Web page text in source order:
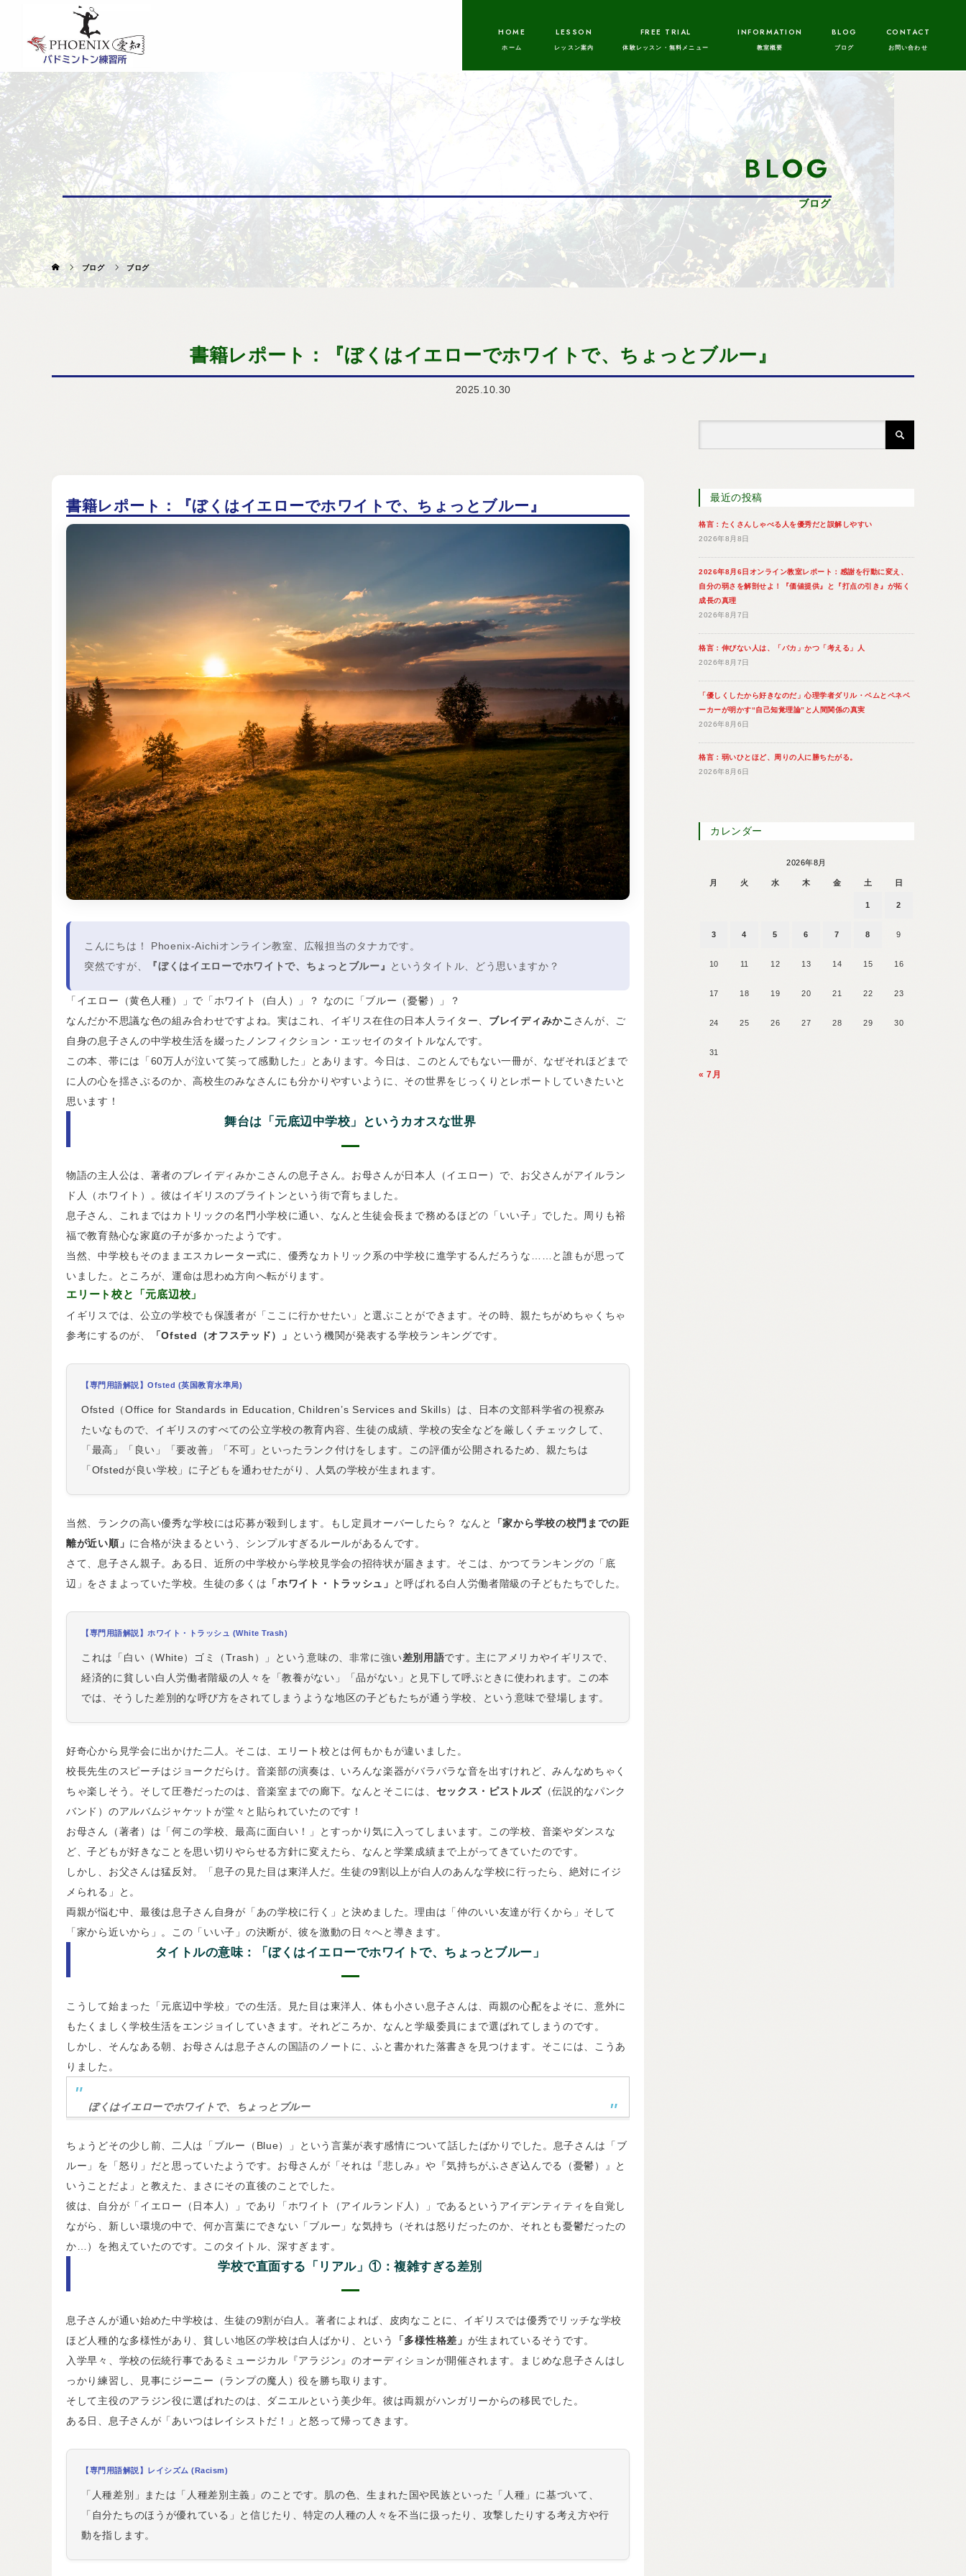
HOME LESSON FREE TRIAL INFORMATION BLOG CONTACT
BLOG
ブログ
ブログ ブログ
書籍レポート：『ぼくはイエローでホワイトで、ちょっとブルー』
2025.10.30
書籍レポート：『ぼくはイエローでホワイトで、ちょっとブルー』
こんにちは！ Phoenix-Aichiオンライン教室、広報担当のタナカです。
突然ですが、
『ぼくはイエローでホワイトで、ちょっとブルー』 というタイトル、どう思いますか？
「イエロー（黄色人種）」で「ホワイト（白人）」？ なのに「ブルー（憂鬱）」？
なんだか不思議な色の組み合わせですよね。実はこれ、イギリス在住の日本人ライター、 ブレイディみかこ さんが、ご
自身の息子さんの中学校生活を綴ったノンフィクション・エッセイのタイトルなんです。
この本、帯には「60万人が泣いて笑って感動した」とあります。今日は、このとんでもない一冊が、なぜそれほどまで
に人の心を揺さぶるのか、高校生のみなさんにも分かりやすいように、その世界をじっくりとレポートしていきたいと
思います！
舞台は「元底辺中学校」というカオスな世界
物語の主人公は、著者のブレイディみかこさんの息子さん。お母さんが日本人（イエロー）で、お父さんがアイルラン
ド人（ホワイト）。彼はイギリスのブライトンという街で育ちました。
息子さん、これまではカトリックの名門小学校に通い、なんと生徒会長まで務めるほどの「いい子」でした。周りも裕
福で教育熱心な家庭の子が多かったようです。
当然、中学校もそのままエスカレーター式に、優秀なカトリック系の中学校に進学するんだろうな……と誰もが思って
いました。ところが、運命は思わぬ方向へ転がります。
エリート校と「元底辺校」
イギリスでは、公立の学校でも保護者が「ここに行かせたい」と選ぶことができます。その時、親たちがめちゃくちゃ
参考にするのが、
「Ofsted（オフステッド）」 という機関が発表する学校ランキングです。
【専門用語解説】Ofsted (英国教育水準局)
Ofsted（Office for Standards in Education, Children’s Services and Skills）は、日本の文部科学省の視察み
たいなもので、イギリスのすべての公立学校の教育内容、生徒の成績、学校の安全などを厳しくチェックして、
「最高」「良い」「要改善」「不可」といったランク付けをします。この評価が公開されるため、親たちは
「Ofstedが良い学校」に子どもを通わせたがり、人気の学校が生まれます。
当然、ランクの高い優秀な学校には応募が殺到します。もし定員オーバーしたら？ なんと
「家から学校の校門までの距
離が近い順」 に合格が決まるという、シンプルすぎるルールがあるんです。
さて、息子さん親子。ある日、近所の中学校から学校見学会の招待状が届きます。そこは、かつてランキングの「底
辺」をさまよっていた学校。生徒の多くは 「ホワイト・トラッシュ」 と呼ばれる白人労働者階級の子どもたちでした。
【専門用語解説】ホワイト・トラッシュ (White Trash)
これは「白い（White）ゴミ（Trash）」という意味の、非常に強い差別用語です。主にアメリカやイギリスで、
経済的に貧しい白人労働者階級の人々を「教養がない」「品がない」と見下して呼ぶときに使われます。この本
では、そうした差別的な呼び方をされてしまうような地区の子どもたちが通う学校、という意味で登場します。
好奇心から見学会に出かけた二人。そこは、エリート校とは何もかもが違いました。
校長先生のスピーチはジョークだらけ。音楽部の演奏は、いろんな楽器がバラバラな音を出すけれど、みんなめちゃく
ちゃ楽しそう。そして圧巻だったのは、音楽室までの廊下。なんとそこには、 セックス・ピストルズ（伝説的なパンク
バンド）のアルバムジャケットが堂々と貼られていたのです！
お母さん（著者）は「何この学校、最高に面白い！」とすっかり気に入ってしまいます。この学校、音楽やダンスな
ど、子どもが好きなことを思い切りやらせる方針に変えたら、なんと学業成績まで上がってきていたのです。
しかし、お父さんは猛反対。「息子の見た目は東洋人だ。生徒の9割以上が白人のあんな学校に行ったら、絶対にイジ
メられる」と。
両親が悩む中、最後は息子さん自身が「あの学校に行く」と決めました。理由は「仲のいい友達が行くから」そして
「家から近いから」。この「いい子」の決断が、彼を激動の日々へと導きます。
タイトルの意味：「ぼくはイエローでホワイトで、ちょっとブルー」
こうして始まった「元底辺中学校」での生活。見た目は東洋人、体も小さい息子さんは、両親の心配をよそに、意外に
もたくましく学校生活をエンジョイしていきます。それどころか、なんと学級委員にまで選ばれてしまうのです。
しかし、そんなある朝、お母さんは息子さんの国語のノートに、ふと書かれた落書きを見つけます。そこには、こうあ
りました。
ぼくはイエローでホワイトで、ちょっとブルー
ちょうどその少し前、二人は「ブルー（Blue）」という言葉が表す感情について話したばかりでした。息子さんは「ブ
ルー」を「怒り」だと思っていたようです。お母さんが「それは『悲しみ』や『気持ちがふさぎ込んでる（憂鬱）』と
いうことだよ」と教えた、まさにその直後のことでした。
彼は、自分が「イエロー（日本人）」であり「ホワイト（アイルランド人）」であるというアイデンティティを自覚し
ながら、新しい環境の中で、何か言葉にできない「ブルー」な気持ち（それは怒りだったのか、それとも憂鬱だったの
か…）を抱えていたのです。このタイトル、深すぎます。
学校で直面する「リアル」①：複雑すぎる差別
息子さんが通い始めた中学校は、生徒の9割が白人。著者によれば、皮肉なことに、イギリスでは優秀でリッチな学校
ほど人種的な多様性があり、貧しい地区の学校は白人ばかり、という
「多様性格差」 が生まれているそうです。
入学早々、学校の伝統行事であるミュージカル『アラジン』のオーディションが開催されます。まじめな息子さんはし
っかり練習し、見事にジーニー（ランプの魔人）役を勝ち取ります。
そして主役のアラジン役に選ばれたのは、ダニエルという美少年。彼は両親がハンガリーからの移民でした。
ある日、息子さんが「あいつはレイシストだ！」と怒って帰ってきます。
【専門用語解説】レイシズム (Racism)
「人種差別」または「人種差別主義」のことです。肌の色、生まれた国や民族といった「人種」に基づいて、
「自分たちのほうが優れている」と信じたり、特定の人種の人々を不当に扱ったり、攻撃したりする考え方や行
動を指します。
最近の投稿
格言：たくさんしゃべる人を優秀だと誤解しやすい
2026年8月8日
2026年8月6日オンライン教室レポート：感謝を行動に変え、
自分の弱さを解剖せよ！『価値提供』と『打点の引き』が拓く
成長の真理
2026年8月7日
格言：伸びない人は、「バカ」かつ「考える」人
2026年8月7日
「優しくしたから好きなのだ」心理学者ダリル・ベムとペネベ
ーカーが明かす“自己知覚理論”と人間関係の真実
2026年8月6日
格言：弱いひとほど、周りの人に勝ちたがる。
2026年8月6日
カレンダー
2026年8月
月 火 水 木 金 土 日
1 2
3 4 5 6 7 8 9
10 11 12 13 14 15 16
17 18 19 20 21 22 23
24 25 26 27 28 29 30
31
« 7月